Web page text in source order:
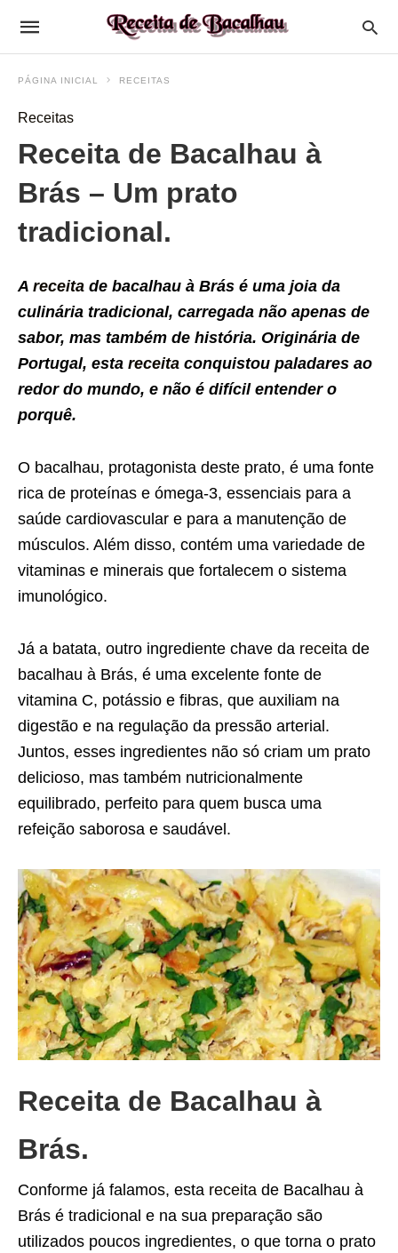
PÁGINA INICIAL RECEITAS
Receitas
Receita de Bacalhau à
Brás – Um prato
tradicional.
A receita de bacalhau à Brás é uma joia da
culinária tradicional, carregada não apenas de
sabor, mas também de história. Originária de
Portugal, esta receita conquistou paladares ao
redor do mundo, e não é difícil entender o
porquê.
O bacalhau, protagonista deste prato, é uma fonte
rica de proteínas e ómega-3, essenciais para a
saúde cardiovascular e para a manutenção de
músculos. Além disso, contém uma variedade de
vitaminas e minerais que fortalecem o sistema
imunológico.
Já a batata, outro ingrediente chave da receita de
bacalhau à Brás, é uma excelente fonte de
vitamina C, potássio e fibras, que auxiliam na
digestão e na regulação da pressão arterial.
Juntos, esses ingredientes não só criam um prato
delicioso, mas também nutricionalmente
equilibrado, perfeito para quem busca uma
refeição saborosa e saudável.
Receita de Bacalhau à
Brás.
Conforme já falamos, esta receita de Bacalhau à
Brás é tradicional e na sua preparação são
utilizados poucos ingredientes, o que torna o prato